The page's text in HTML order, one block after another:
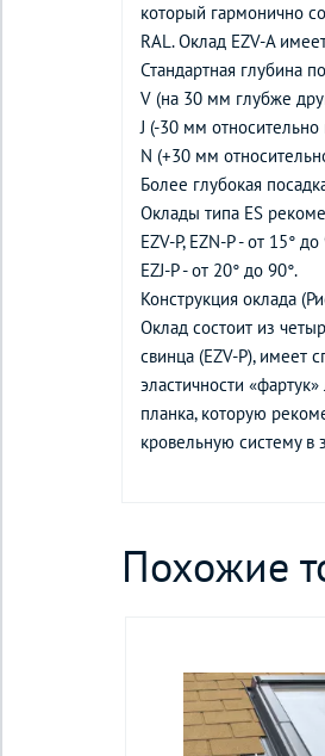
который гармонично
RAL. Оклад EZV-A
Стандартная глубина
V (на 30 мм глубже
J (-30 мм
N (+30 мм
Более глубокая
Оклады типа ES
EZV-P, EZN-P - от 15°
EZJ-P - от 20° до 90°.
Конструкция оклада
Оклад состоит из
свинца (EZV-P), имеет
эластичности
планка, которую
кровельную систему в
Похожие